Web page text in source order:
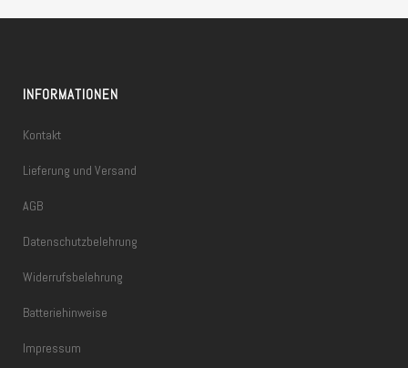
INFORMATIONEN
Kontakt
Lieferung und Versand
AGB
Datenschutzbelehrung
Widerrufsbelehrung
Batteriehinweise
Impressum